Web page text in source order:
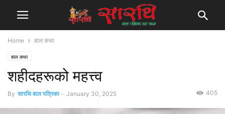
Home बाल कथा
बाल कथा
शहीदहरूको महत्त्व
By सारथि बाल पत्रिका - January 30, 2025 405